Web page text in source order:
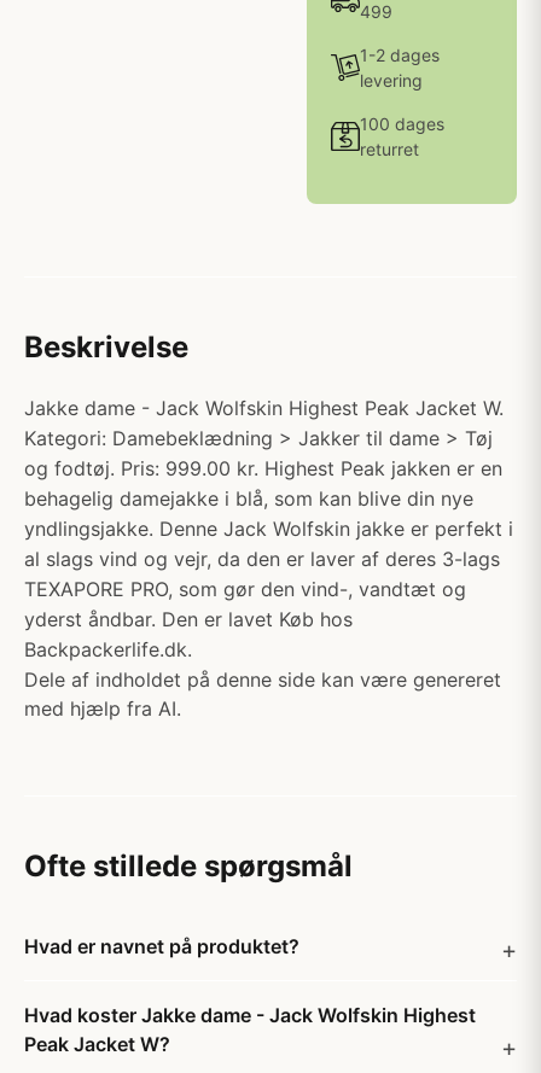
499
1-2 dages
levering
100 dages
returret
Beskrivelse
Jakke dame - Jack Wolfskin Highest Peak Jacket W.
Kategori: Damebeklædning > Jakker til dame > Tøj
og fodtøj. Pris: 999.00 kr. Highest Peak jakken er en
behagelig damejakke i blå, som kan blive din nye
yndlingsjakke. Denne Jack Wolfskin jakke er perfekt i
al slags vind og vejr, da den er laver af deres 3-lags
TEXAPORE PRO, som gør den vind-, vandtæt og
yderst åndbar. Den er lavet Køb hos
Backpackerlife.dk.
Dele af indholdet på denne side kan være genereret
med hjælp fra AI.
Ofte stillede spørgsmål
Hvad er navnet på produktet?
Hvad koster Jakke dame - Jack Wolfskin Highest
Peak Jacket W?